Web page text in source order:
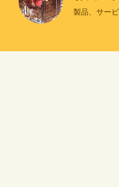
製品、サー